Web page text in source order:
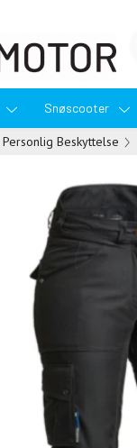
Snøscooter
Personlig Beskyttelse